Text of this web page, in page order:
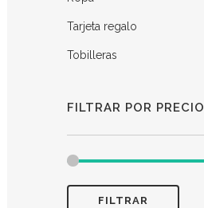
Tarjeta regalo
Tobilleras
FILTRAR POR PRECIO
FILTRAR